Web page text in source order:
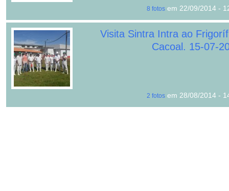
8 fotos em 22/09/2014 -
Visita Sintra Intra ao
Cacoal. 15-07-
2 fotos em 28/08/2014 -